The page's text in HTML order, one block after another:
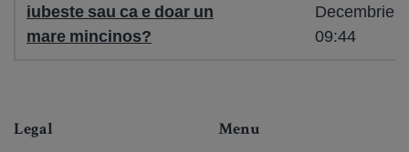
iubeste sau ca e doar un
mare mincinos?
Decembrie
09:44
Legal Menu